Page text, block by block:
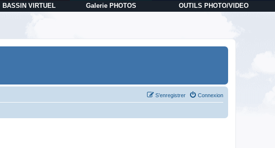
BASSIN VIRTUEL Galerie PHOTOS OUTILS PHOTO/VIDEO
Connexion
S’enregistrer